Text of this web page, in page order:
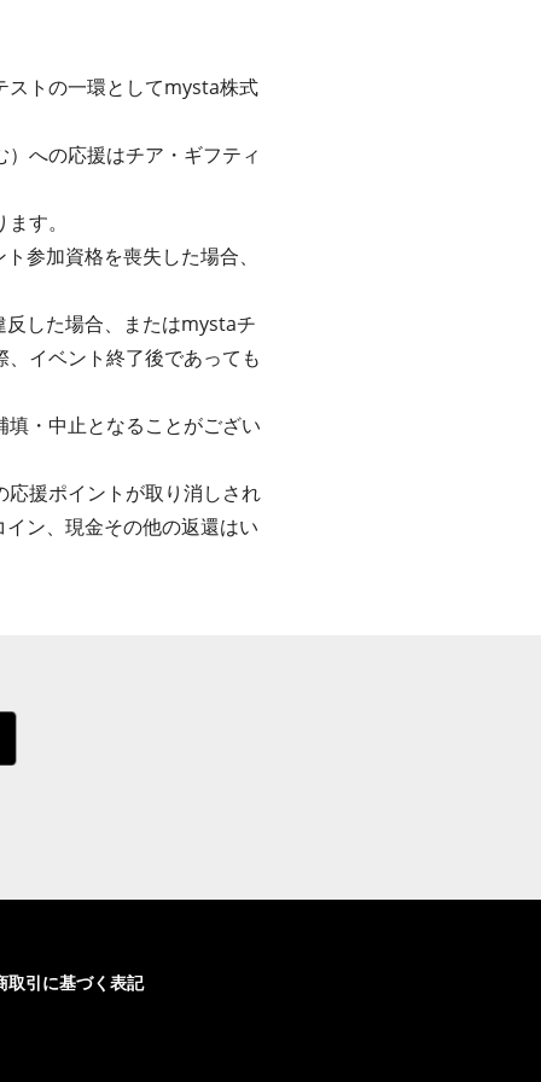
ストの一環としてmysta株式
への応援はチア・ギフティ
す。
参加資格を喪失した場合、
した場合、またはmystaチ
イベント終了後であっても
・中止となることがござい
援ポイントが取り消しされ
ン、現金その他の返還はい
取引に基づく表記